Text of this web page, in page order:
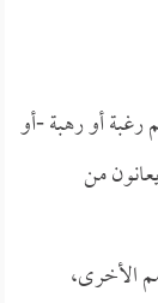
رغبة أو رهبة -أو
من
الأخرى،